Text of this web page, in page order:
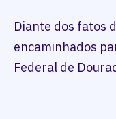
Diante dos fatos
encaminhados
Federal de